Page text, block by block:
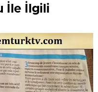
İle İlgili